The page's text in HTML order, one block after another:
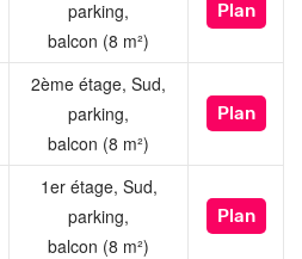
parking,
balcon (8 m²)
Plan
2ème étage, Sud,
parking,
balcon (8 m²)
Plan
1er étage, Sud,
parking,
balcon (8 m²)
Plan